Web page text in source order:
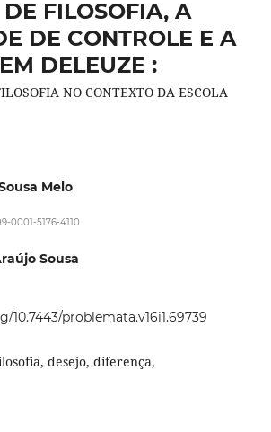
FILOSOFIA, A
DE CONTROLE E A
DELEUZE :
NO CONTEXTO DA ESCOLA
Melo
0001-5176-4110
Sousa
10.7443/problemata.v16i1.69739
desejo, diferença,